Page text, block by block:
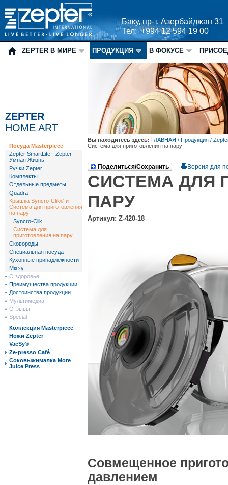
Баку, пр-т. Азербайджан 31
Тел: +994 12 594 19 00
ZEPTER В МИРЕ ПРОДУКЦИЯ В ФОКУСЕ
ZEPTER
HOME ART
Посуда Masterpiece
Zepter SmartLife - Zepter
Умная Жизнь
Ручки Zepter
Комплекты
Отдельные предметы
Quadra
Крышка Syncro-Clik® и
Система для приготовления
на пару
Syncro-Clik
Система для
приготовления на пару
Сковороды
Специальная посуда
Кухонные принадлежности
Mixsy
О здоровье
Преимущества продукции
Достоинства продукции
Мультимедиа
Отзывы
Special
Коллекция Masterpiece
Ножи Zepter
VacSy®
Ze-presso Café
Соковыжималка More
Juice Press
Вы находитесь здесь: ГЛАВНАЯ / Продукция /
Система для приготовления на пару
Поделиться/Сохранить Версия для
СИСТЕМА ДЛЯ
ПАРУ
Артикул: Z-420-18
Совмещенное
давлением